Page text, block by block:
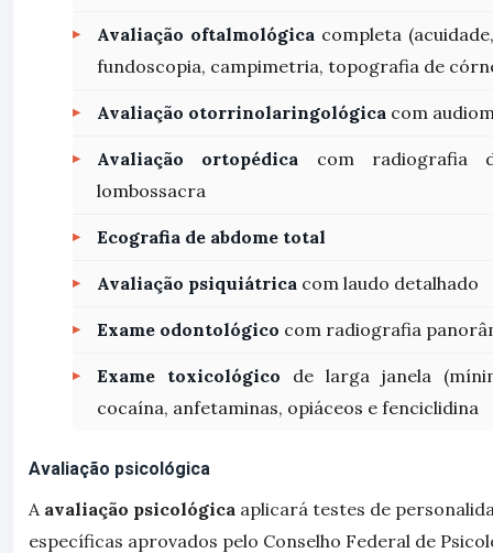
Avaliação oftalmológica completa
fundoscopia, campimetria, topografia de
Avaliação otorrinolaringológica com
Avaliação ortopédica com radiografia
lombossacra
Ecografia de abdome total
Avaliação psiquiátrica com laudo detalhado
Exame odontológico com radiografia
Exame toxicológico de larga janela
cocaína, anfetaminas, opiáceos e fenciclidina
Avaliação psicológica
A avaliação psicológica aplicará testes de
específicas aprovados pelo Conselho Federal de